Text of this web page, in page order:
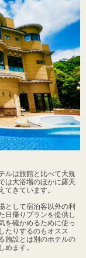
ルは旅館と比べて大規
は大浴場のほかに露天
きています。
として宿泊客以外の利
日帰りプランを提供し
を確かめるために使っ
たりするのもオスス
施設とは別のホテルの
めます。